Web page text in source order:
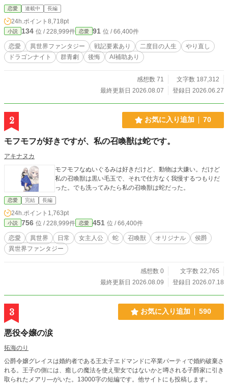
扱われ、最後には処刑された。 その最期に、彼女のそばにいたのは、翼がなく
空を飛べない白い竜だけだった。 目を覚ましたフレイヤは、父の戦死を告げら
れた日に戻っていた。 ならば、もう同じ道は選ばない。 王太子の栄光のために
戦うことも、王都の涙に命を差し出すことも、二度としない。 彼女が守るべき
ものは、雪深い辺境にある。 飛べない白い竜がいる。父が遺した寡黙な竜騎士
がいる。そして、彼女の帰りを待つ人々がいる。 祖国を救った令嬢は、二度目
の人生で祖国を救わない。 これは、すべてを奪われた辺境伯令嬢が、雪の国で
恋愛 連載中 長編
24h.ポイント 8,718pt
小説 134 位 / 228,999件 恋愛 91 位 / 66,400件
恋愛 異世界ファンタジー 戦記要素あり 二度目の人生
やり直し
ドラゴンナイト
群青劇 後悔 AI補助あり
感想数 71
文字数 187,312
最終更新日 2026.08.07
登録日 2026.06.27
2 お気に入り追加 70
モフモフが好きですが、私の召喚獣は蛇です。
アキナヌカ
モフモフなぬいぐるみは好きだけど、動物は大嫌い。だけど
私の召喚獣は黒い毛玉で、それで仕方なく我慢するつもりだ
った。でも洗ってみたら私の召喚獣は蛇だった。
恋愛 完結 長編
24h.ポイント 1,763pt
小説 756 位 / 228,999件 恋愛 451 位 / 66,400件
恋愛 異世界 日常 女主人公 蛇 召喚獣 オリジナル
侯爵
異世界ファンタジー
感想数 0
文字数 22,765
最終更新日 2026.08.09
登録日 2026.07.18
3 お気に入り追加 590
悪役令嬢の涙
拓海のり
公爵令嬢グレイスは婚約者である王太子エドマンドに卒業パーティで婚約破棄さ
れる。王子の側には、癒しの魔法を使え聖女ではないかと噂される子爵家に引き
取られたメアリ―がいた。13000字の短編です。他サイトにも投稿します。